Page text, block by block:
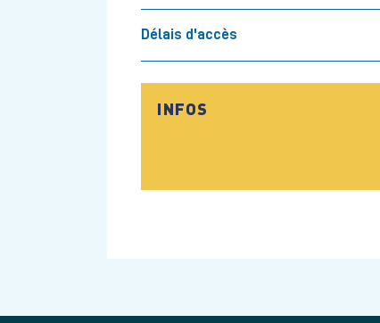
Délais d'accès
INFOS